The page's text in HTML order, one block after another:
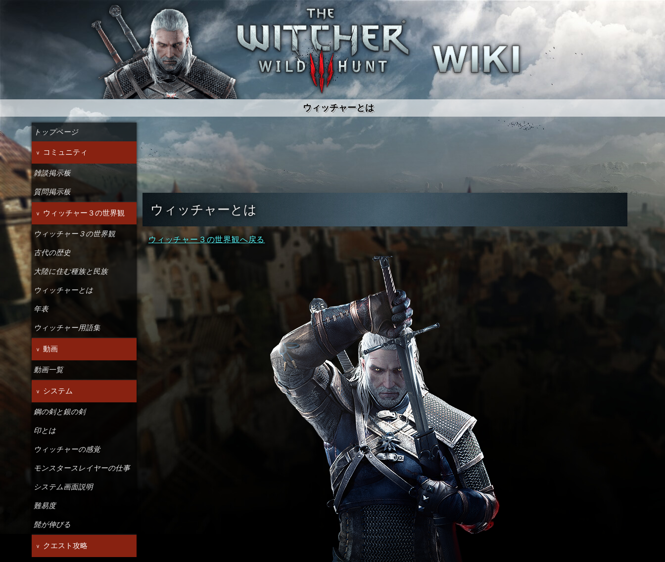
ウィッチャー3ワイルドハント wiki
ウィッチャーとは
ウィッチャーとは
ウィッチャー３の世界観へ戻る
トップページ
コミュニティ
雑談掲示板
質問掲示板
ウィッチャー３の世界観
ウィッチャー３の世界観
古代の歴史
大陸に住む種族と民族
ウィッチャーとは
年表
ウィッチャー用語集
動画
動画一覧
システム
鋼の剣と銀の剣
印とは
ウィッチャーの感覚
モンスタースレイヤーの仕事
システム画面説明
難易度
髭が伸びる
クエスト攻略